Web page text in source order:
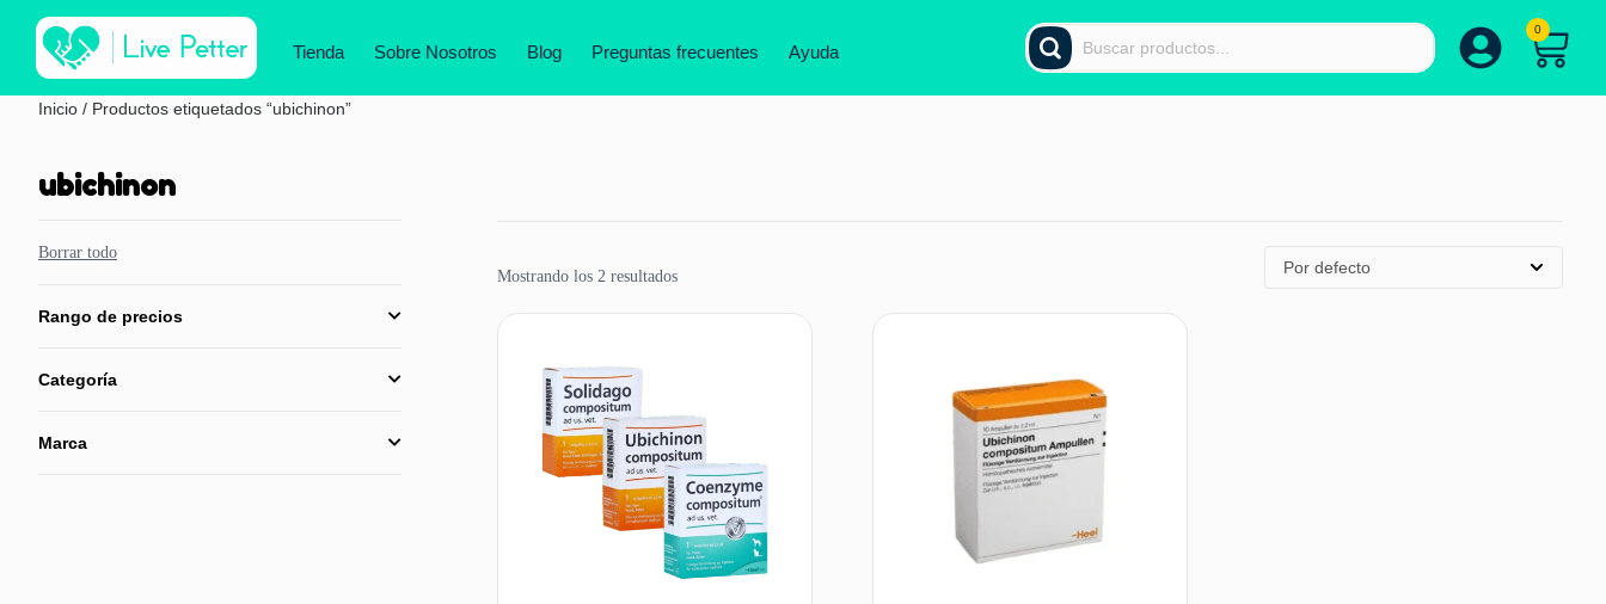
Tienda Sobre Nosotros Blog Preguntas frecuentes Ayuda
0
Inicio / Productos etiquetados “ubichinon”
ubichinon
Borrar todo
Rango de precios
Categoría
Marca
Mostrando los 2 resultados Por defecto